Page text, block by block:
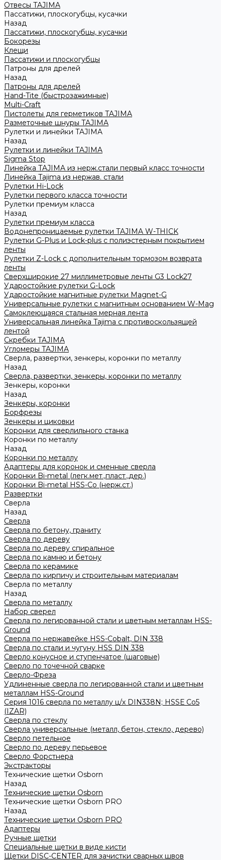
Отвесы TAJIMA
Пассатижи, плоскогубцы, кусачки
Назад
Пассатижи, плоскогубцы, кусачки
Бокорезы
Клещи
Пассатижи и плоскогубцы
Патроны для дрелей
Назад
Патроны для дрелей
Hand-Tite (быстрозажимные)
Multi-Craft
Пистолеты для герметиков TAJIMA
Разметочные шнуры TAJIMA
Рулетки и линейки TAJIMA
Назад
Рулетки и линейки TAJIMA
Sigma Stop
Линейка TAJIMA из нерж.стали первый класс точности
Линейка Tajima из нержав. стали
Рулетки Hi-Lock
Рулетки первого класса точности
Рулетки премиум класса
Назад
Рулетки премиум класса
Водонепроницаемые рулетки TAJIMA W-THICK
Рулетки G-Plus и Lock-plus с полиэстерным покрытием
ленты
Рулетки Z-Lock с дополнительным тормозом возврата
ленты
Сверхширокие 27 миллиметровые ленты G3 Lock27
Ударостойкие рулетки G-Lock
Ударостойкие магнитные рулетки Magnet-G
Универсальные рулетки с магнитным основанием W-Mag
Самоклеющаяся стальная мерная лента
Универсальная линейка Tajima с противоскользящей
лентой
Скребки TAJIMA
Угломеры TAJIMA
Сверла, развертки, зенкеры, коронки по металлу
Назад
Сверла, развертки, зенкеры, коронки по металлу
Зенкеры, коронки
Назад
Зенкеры, коронки
Борфрезы
Зенкеры и циковки
Коронки для сверлильного станка
Коронки по металлу
Назад
Коронки по металлу
Адаптеры для коронок и сменные сверла
Коронки Bi-metal (легк.мет.,пласт.,дер.)
Коронки Bi-metal HSS-Co (нерж.ст.)
Развертки
Сверла
Назад
Сверла
Сверла по бетону, граниту
Сверла по дереву
Сверла по дереву спиральное
Сверла по камню и бетону
Сверла по керамике
Сверла по кирпичу и строительным материалам
Сверла по металлу
Назад
Сверла по металлу
Набор сверел
Сверла по легированной стали и цветным металлам HSS-
Ground
Сверла по нержавейке HSS-Cobalt, DIN 338
Сверла по стали и чугуну HSS DIN 338
Сверло конусное и ступенчатое (шаговые)
Сверло по точечной сварке
Сверло-Фреза
Удлиненные сверла по легированной стали и цветным
металлам HSS-Ground
Серия 1016 сверла по металлу ц/х DIN338N; HSSЕ Со5
(IZAR)
Сверла по стеклу
Сверла универсальные (металл, бетон, стекло, дерево)
Сверло петельное
Сверло по дереву перьевое
Сверло Форстнера
Экстракторы
Технические щетки Osborn
Назад
Технические щетки Osborn
Технические щетки Osborn PRO
Назад
Технические щетки Osborn PRO
Адаптеры
Ручные щетки
Специальные щетки в виде кисти
Щетки DISC-CENTER для зачистки сварных швов